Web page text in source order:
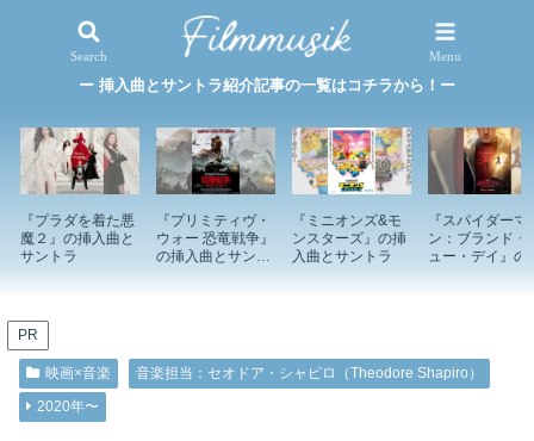
映画×音楽 特集記事
ー 挿入曲とサントラ紹介記事の一覧はコチラから！ー
『プラダを着た悪
魔２』の挿入曲と
サントラ
『プリミティヴ・
ウォー 恐竜戦争』
の挿入曲とサント
『ミニオンズ&モ
ンスターズ』の挿
入曲とサントラ
『スパイダーマ
ン：ブランド・
ュー・デイ』の
PR
映画×音楽
音楽担当：セオドア・シャピロ（Theodore Shapiro）
2020年〜
Search Menu